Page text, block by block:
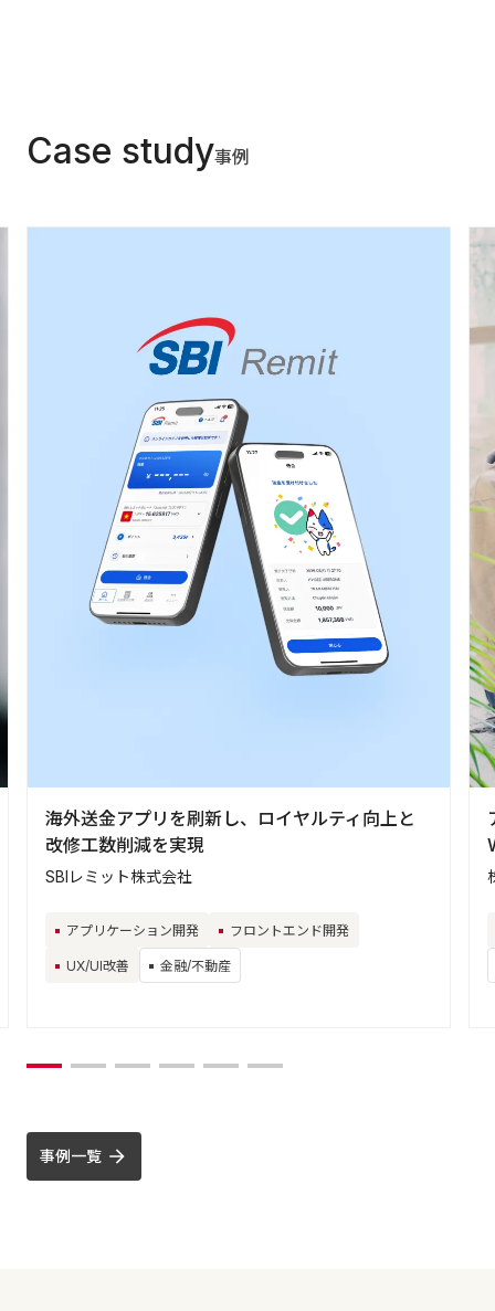
Case study事例
海外送金アプリを刷新し、ロイヤルティ向上と
改修工数削減を実現
SBIレミット株式会社
アプリケーション開発 フロントエンド開発
UX/UI改善 金融/不動産
事例一覧